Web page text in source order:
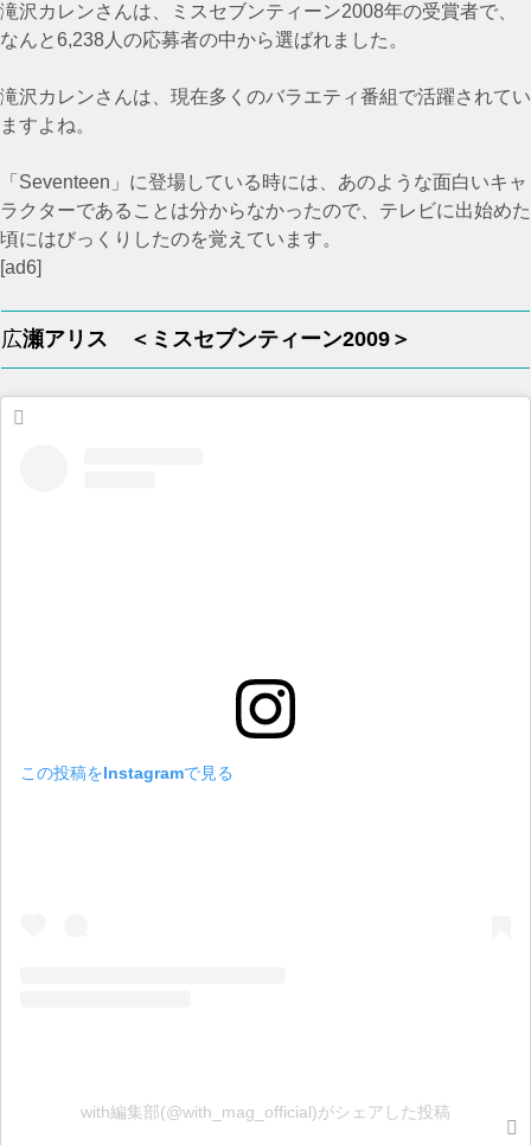
滝沢カレンさんは、ミスセブンティーン2008年の受賞者で、
なんと6,238人の応募者の中から選ばれました。
滝沢カレンさんは、現在多くのバラエティ番組で活躍されてい
ますよね。
「Seventeen」に登場している時には、あのような面白いキャ
ラクターであることは分からなかったので、テレビに出始めた
頃にはびっくりしたのを覚えています。
[ad6]
広瀬アリス ＜ミスセブンティーン2009＞
この投稿をInstagramで見る
with編集部(@with_mag_official)がシェアした投稿